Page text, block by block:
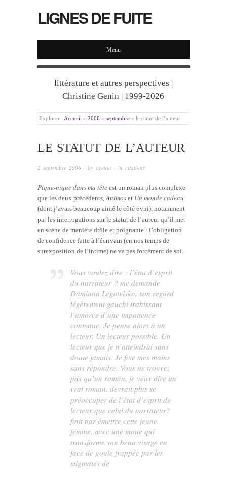
LIGNES DE FUITE
Menu
littérature et autres perspectives |
Christine Genin | 1999-2026
Explorer : Accueil » 2006 » septembre » le statut de l’auteur
LE STATUT DE L’AUTEUR
2 septembre 2006 · by cgenin · in citations
Pique-nique dans ma tête est un roman plus complexe
que les deux précédents, Animos et Un monde cadeau
(dont j’avais beaucoup aimé le côté ovni), notamment
par les interrogations sur le statut de l’auteur qu’il met
en scène de manière drôle et poignante : l’obligation
de confidence faite à l’écrivain (en nos temps de
surexposition de l’intime) ne va pas forcément de soi.
Vous voulez dire : l’état d’esprit
dunarrateur ? me demande
Damiana Legowisko, son regard
légèrement gauchi trahissant
l’amorce d’une impatience
contenue. Je pense alors à un
lecteur. Un lecteur possible. Un
lecteur que je n’atteindrai sans
doute jamais. Je fixe mes mains
sans répondre. Vous ne trouvez
pas qu’un roman, je veux dire un
vrai roman, devrait plus se
préoccuper de l’état d’esprit du
lecteur que celui du narrateur?
finit par émettre cette jeune
femme, avec une moue qui
transforme son beau visage en
face de goule frappée par les
stigmates de